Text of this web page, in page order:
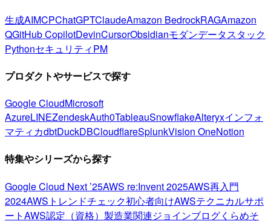
生成AIMCPChatGPTClaudeAmazon BedrockRAGAmazon
QGitHub CopilotDevinCursorObsidianモダンデータスタック
PythonセキュリティPM
プロダクトやサービスで探す
Google CloudMicrosoft
AzureLINEZendeskAuth0TableauSnowflakeAlteryxインフォ
マティカdbtDuckDBCloudflareSplunkVision OneNotion
特集やシリーズから探す
Google Cloud Next ’25AWS re:Invent 2025AWS再入門
2024AWSトレンドチェック初心者向けAWSテクニカルサポ
ートAWS認定（資格） 製造業関連ジョインブログくらめそ